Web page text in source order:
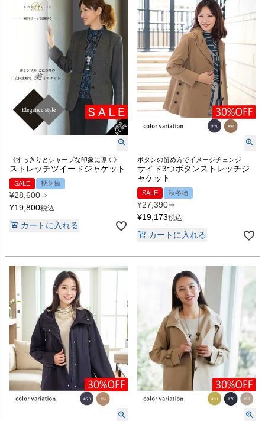
《すっきりとシャープな印象に導く》
ストレッチツイードジャケット
SALE 秋冬物
¥28,600⇒
¥19,800税込
カートに入れる
ボタンの留め方でイメージチェンジ
サイド3つボタンストレッチジ
ャケット
SALE 秋冬物
¥27,390⇒
¥19,173税込
カートに入れる